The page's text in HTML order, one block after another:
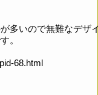
多いので無難なデザ
。
68.html